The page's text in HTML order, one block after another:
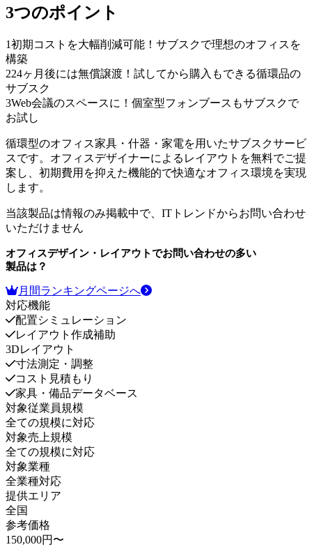
3つのポイント
1初期コストを大幅削減可能！サブスクで理想のオフィスを
構築
224ヶ月後には無償譲渡！試してから購入もできる循環品の
サブスク
3Web会議のスペースに！個室型フォンブースもサブスクで
お試し
循環型のオフィス家具・什器・家電を用いたサブスクサービ
スです。オフィスデザイナーによるレイアウトを無料でご提
案し、初期費用を抑えた機能的で快適なオフィス環境を実現
します。
当該製品は情報のみ掲載中で、ITトレンドからお問い合わせ
いただけません
オフィスデザイン・レイアウトでお問い合わせの多い
製品は？
月間ランキングページへ
対応機能
配置シミュレーション
レイアウト作成補助
3Dレイアウト
寸法測定・調整
コスト見積もり
家具・備品データベース
対象従業員規模
全ての規模に対応
対象売上規模
全ての規模に対応
対象業種
全業種対応
提供エリア
全国
参考価格
150,000円〜